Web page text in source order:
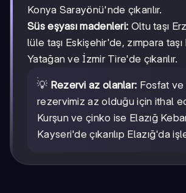
Konya Sarayönü'nde çıkarılır.
Süs eşyası madenleri: Oltu taşı
lüle taşı Eskişehir'de, zımpara
Yatağan ve İzmir Tire'de çıkarılır.
💡 Rezervi az olanlar: Fosfat
rezervimiz az olduğu için ithal
Kurşun ve çinko ise Elazığ
Kayseri'de çıkarılıp Elazığ'da